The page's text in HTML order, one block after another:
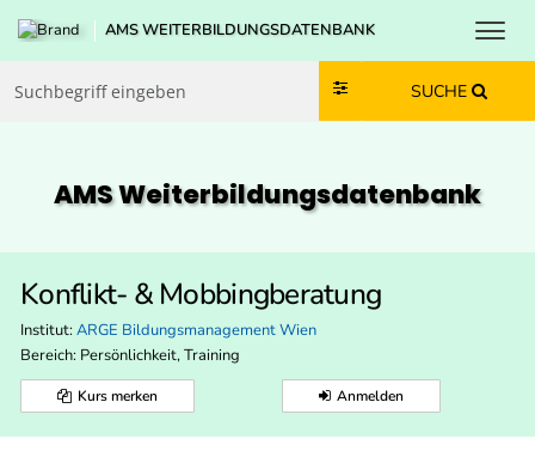
Zum Inhalt springen
Zum Navmenü springen
Zur Suche springen
Zur Footer springen
AMS WEITERBILDUNGSDATENBANK
SUCHE
AMS Weiterbildungs­datenbank
Konflikt- & Mobbingberatung
Institut: ARGE Bildungsmanagement Wien
Bereich: Persönlichkeit, Training
Kurs merken Anmelden